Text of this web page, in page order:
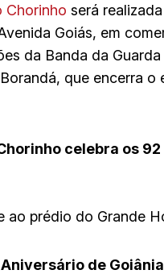
Chorinho será
Goiás, em
da Banda da
que encerra o
celebra os 92
ao prédio do Grande
de Goiânia